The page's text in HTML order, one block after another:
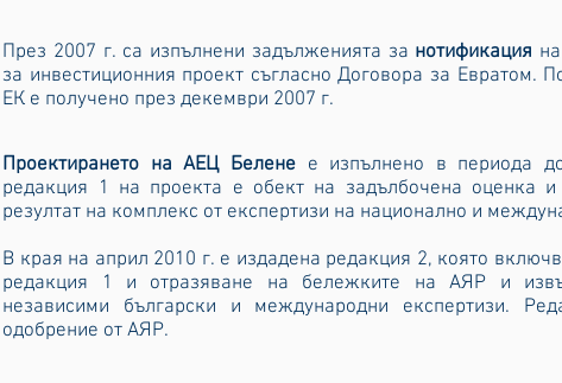
През 2007 г. са изпълнени задълженията за нотификация
за инвестиционния проект съгласно Договора за Евратом.
ЕК е получено през декември 2007 г.
Проектирането на АЕЦ Беленее изпълнено в периода
редакция 1 на проекта е обект на задълбочена оценка и
резултат на комплекс от експертизи на национално и
В края на април 2010 г. е издадена редакция 2, която
редакция 1 и отразяване на бележките на АЯР и
независими български и международни експертизи.
одобрение от АЯР.